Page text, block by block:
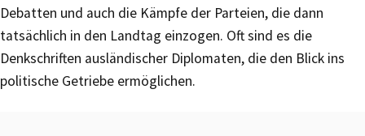
Debatten und auch die Kämpfe der Parteien, die dann
tatsächlich in den Landtag einzogen. Oft sind es die
Denkschriften ausländischer Diplomaten, die den Blick ins
politische Getriebe ermöglichen.